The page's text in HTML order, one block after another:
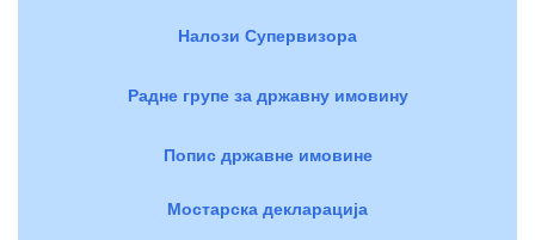
Налози Супервизора
Радне групе за државну имовину
Попис државне имовине
Мостарска декларација